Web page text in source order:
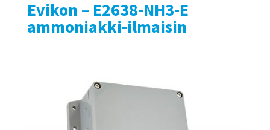
Evikon – E2638-NH3-E
ammoniakki-ilmaisin